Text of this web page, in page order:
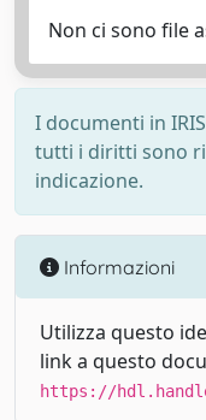
Non ci sono file
I documenti in
tutti i diritti sono
indicazione.
Informazioni
Utilizza questo
link a questo
https://